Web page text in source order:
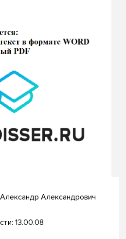
Александрович
13.00.08